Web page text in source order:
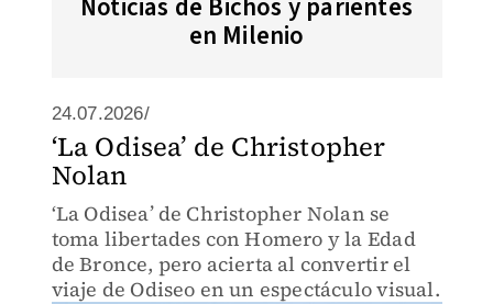
en Milenio
24.07.2026/
‘La Odisea’ de Christopher
Nolan
‘La Odisea’ de Christopher Nolan se
toma libertades con Homero y la Edad
de Bronce, pero acierta al convertir el
viaje de Odiseo en un espectáculo visual.